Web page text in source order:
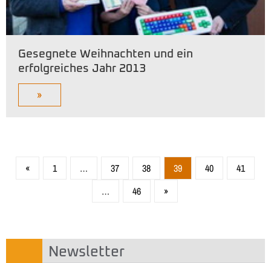
Gesegnete Weihnachten und ein
erfolgreiches Jahr 2013
»
« 1 … 37 38 39 40
41
…
46 »
Newsletter